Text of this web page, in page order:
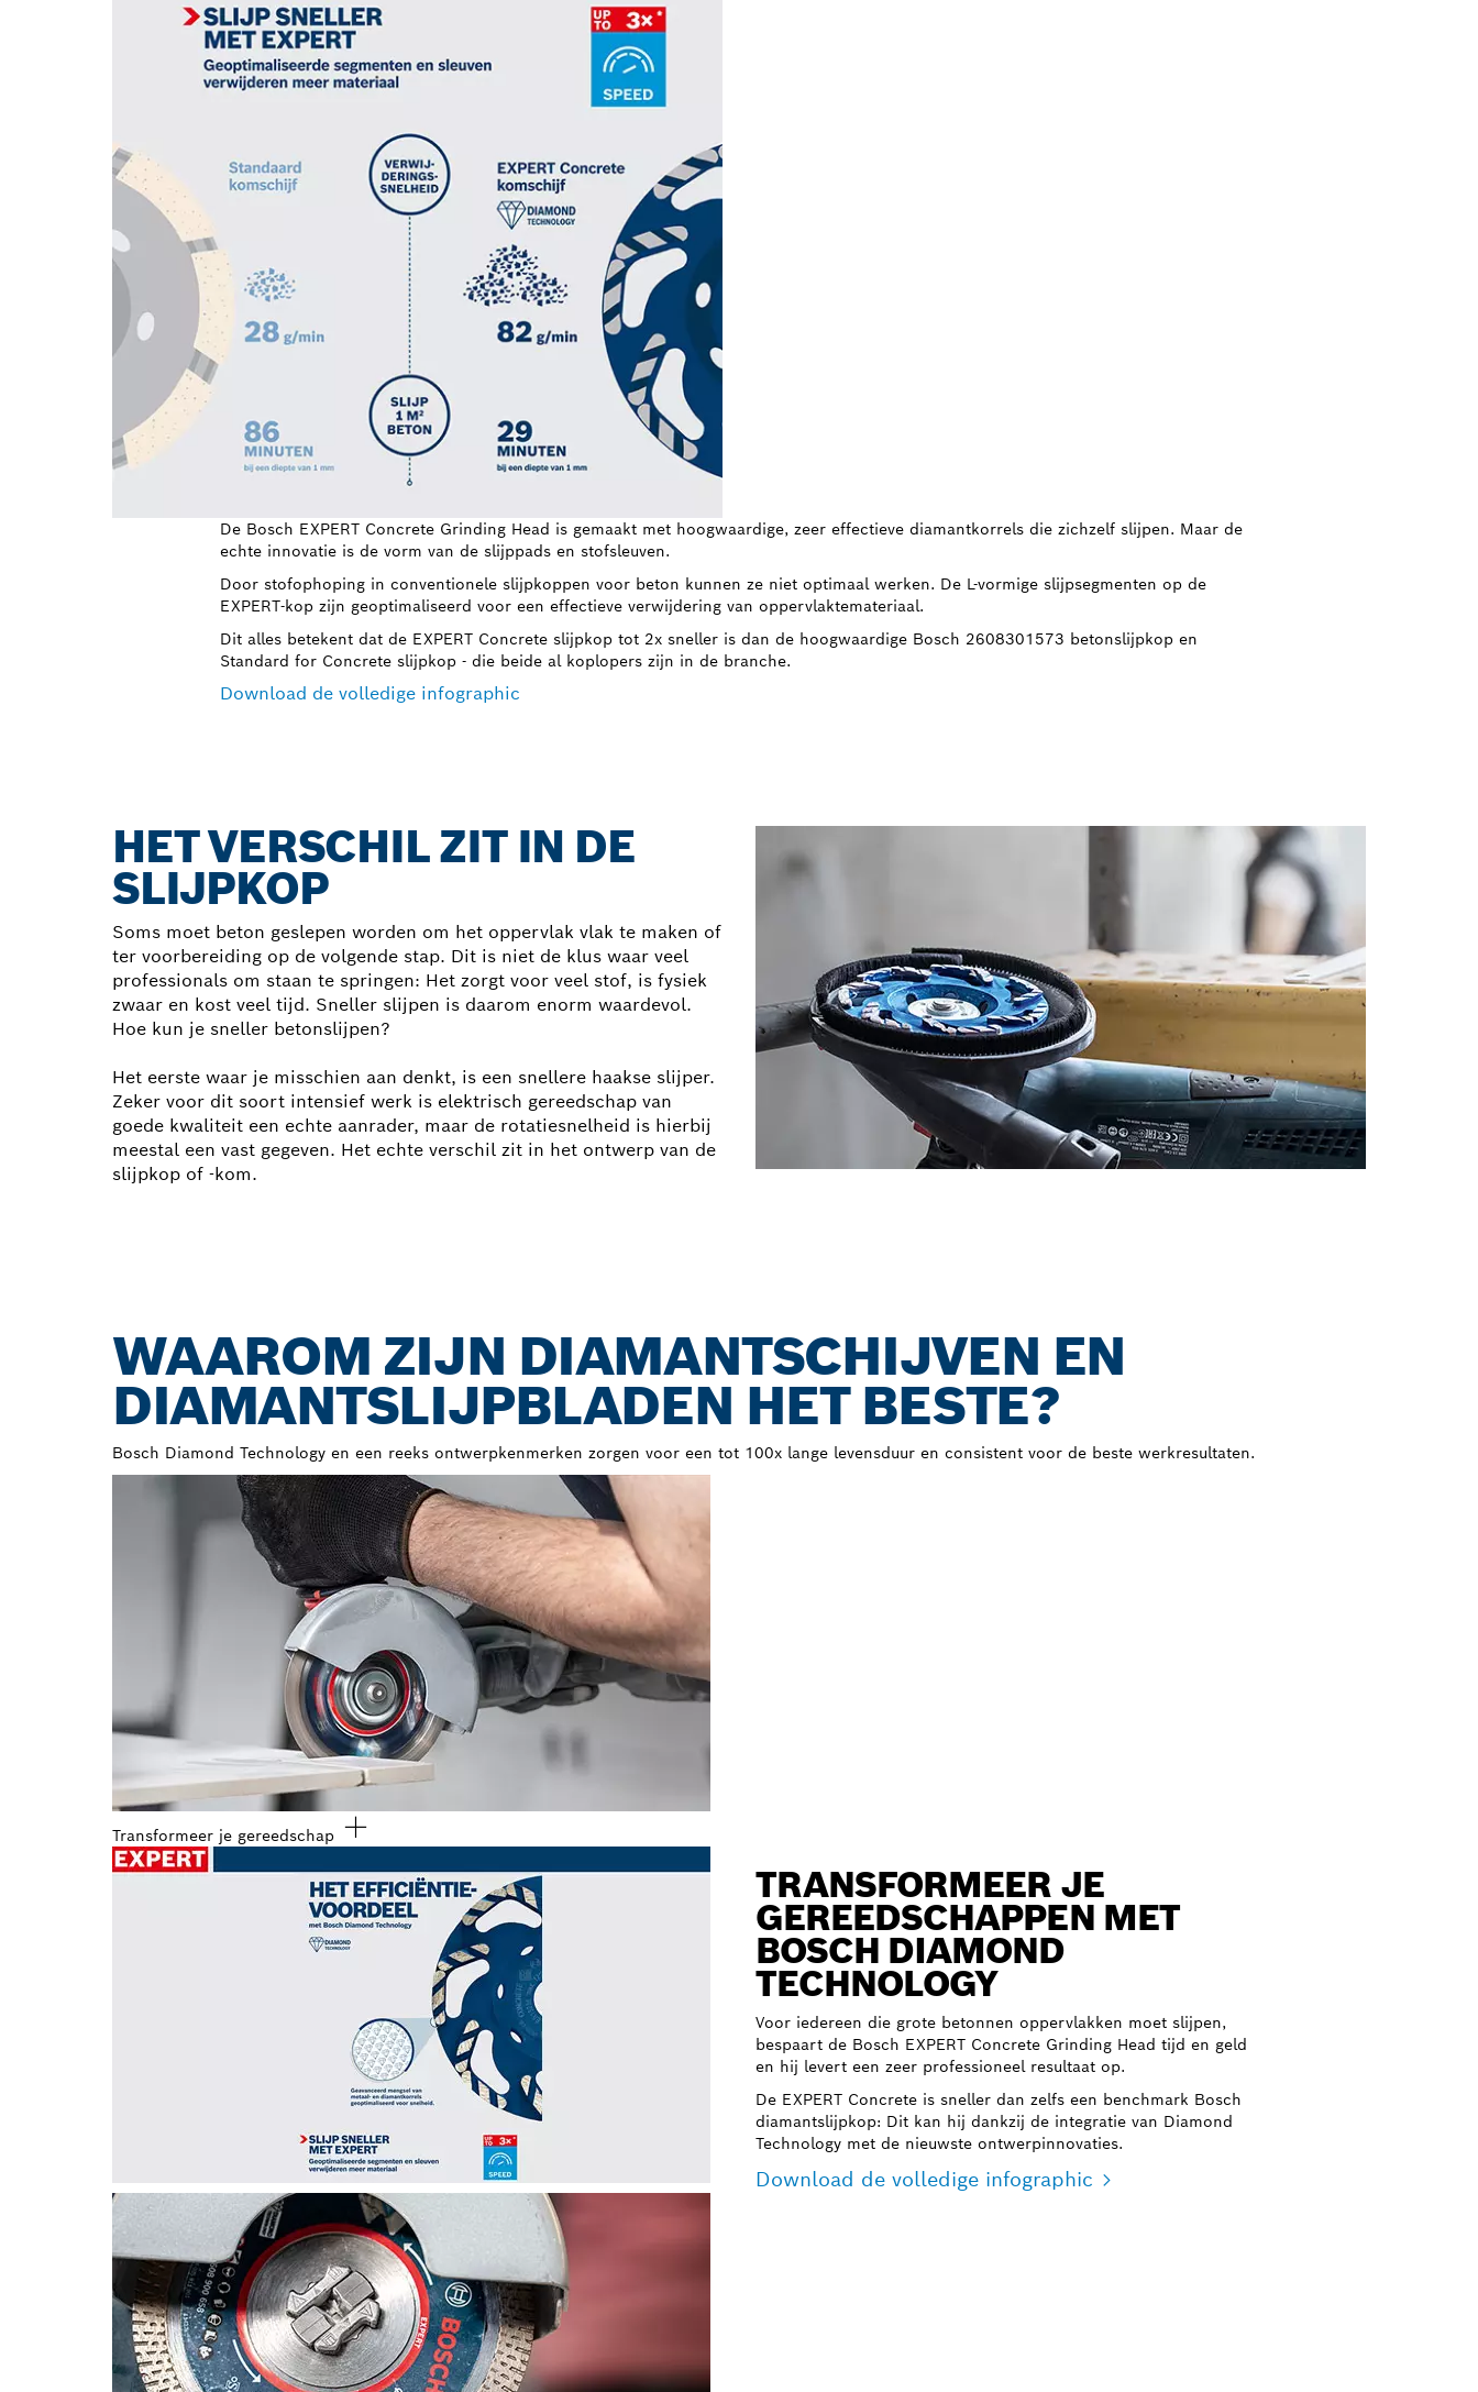
De Bosch EXPERT Concrete Grinding Head is gemaakt met hoogwaardige, zeer effectieve diamantkorrels die zichzelf slijpen. Maar de
echte innovatie is de vorm van de slijppads en stofsleuven.
Door stofophoping in conventionele slijpkoppen voor beton kunnen ze niet optimaal werken. De L-vormige slijpsegmenten op de
EXPERT-kop zijn geoptimaliseerd voor een effectieve verwijdering van oppervlaktemateriaal.
Dit alles betekent dat de EXPERT Concrete slijpkop tot 2x sneller is dan de hoogwaardige Bosch 2608301573 betonslijpkop en
Standard for Concrete slijpkop - die beide al koplopers zijn in de branche.
Download de volledige infographic
HET VERSCHIL ZIT IN DE
SLIJPKOP
Soms moet beton geslepen worden om het oppervlak vlak te maken of
ter voorbereiding op de volgende stap. Dit is niet de klus waar veel
professionals om staan te springen: Het zorgt voor veel stof, is fysiek
zwaar en kost veel tijd. Sneller slijpen is daarom enorm waardevol.
Hoe kun je sneller betonslijpen?
Het eerste waar je misschien aan denkt, is een snellere haakse slijper.
Zeker voor dit soort intensief werk is elektrisch gereedschap van
goede kwaliteit een echte aanrader, maar de rotatiesnelheid is hierbij
meestal een vast gegeven. Het echte verschil zit in het ontwerp van de
slijpkop of -kom.
WAAROM ZIJN DIAMANTSCHIJVEN EN
DIAMANTSLIJPBLADEN HET BESTE?
Bosch Diamond Technology en een reeks ontwerpkenmerken zorgen voor een tot 100x lange levensduur en consistent voor de beste werkresultaten.
Transformeer je gereedschap
TRANSFORMEER JE
GEREEDSCHAPPEN MET
BOSCH DIAMOND
TECHNOLOGY
Voor iedereen die grote betonnen oppervlakken moet slijpen,
bespaart de Bosch EXPERT Concrete Grinding Head tijd en geld
en hij levert een zeer professioneel resultaat op.
De EXPERT Concrete is sneller dan zelfs een benchmark Bosch
diamantslijpkop: Dit kan hij dankzij de integratie van Diamond
Technology met de nieuwste ontwerpinnovaties.
Download de volledige infographic